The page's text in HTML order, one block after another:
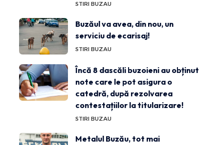
STIRI BUZAU
Buzăul va avea, din nou, un
serviciu de ecarisaj!
STIRI BUZAU
Încă 8 dascăli buzoieni au obținut
note care le pot asigura o
catedră, după rezolvarea
contestațiilor la titularizare!
STIRI BUZAU
Metalul Buzău, tot mai